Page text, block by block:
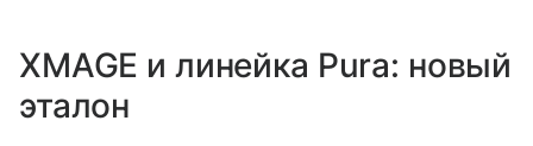
XMAGE и линейка Pura: новый
эталон